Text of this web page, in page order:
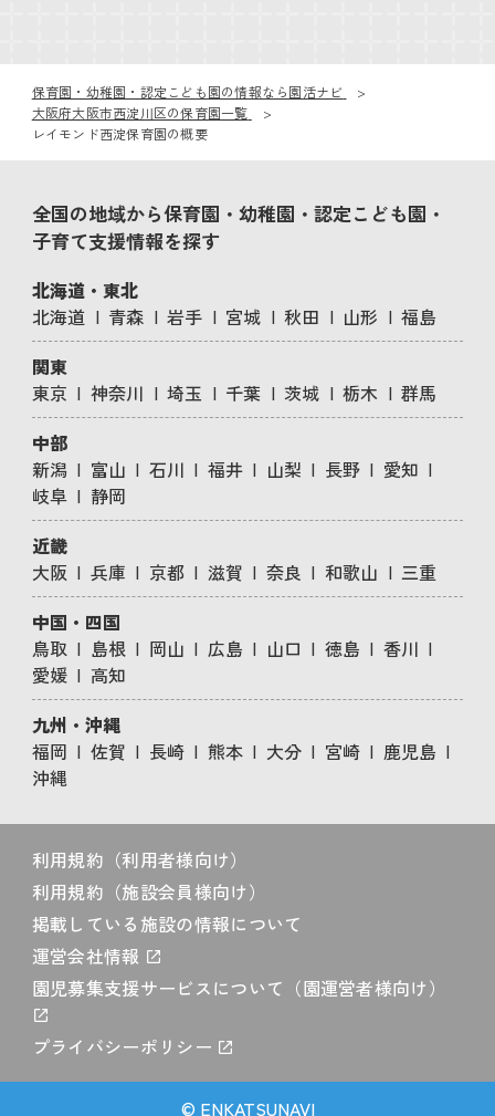
保育園・幼稚園・認定こども園の情報なら園活ナビ
大阪府大阪市西淀川区の保育園一覧
レイモンド西淀保育園の概要
全国の地域から保育園・幼稚園・認定こども園・
子育て支援情報を探す
北海道・東北
北海道
青森 岩手 宮城 秋田 山形
福島
関東
東京
神奈川 埼玉 千葉 茨城 栃木
群馬
中部
新潟
富山 石川 福井 山梨 長野
愛知
岐阜
静岡
近畿
大阪
兵庫 京都 滋賀 奈良 和歌山
三重
中国・四国
鳥取
島根 岡山 広島 山口 徳島
香川
愛媛
高知
九州・沖縄
福岡
佐賀 長崎 熊本 大分 宮崎
鹿児島
沖縄
利用規約（利用者様向け）
利用規約（施設会員様向け）
掲載している施設の情報について
運営会社情報
園児募集支援サービスについて（園運営者様向け）
プライバシーポリシー
© ENKATSUNAVI